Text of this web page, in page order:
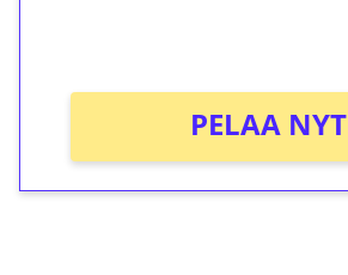
PELAA NYT